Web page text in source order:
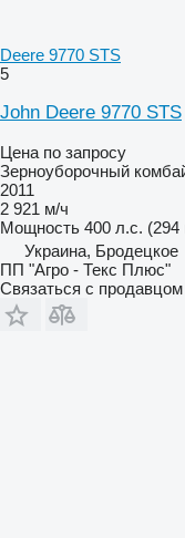
Deere 9770 STS
5
John Deere 9770 STS
Цена по запросу
Зерноуборочный
2011
2 921 м/ч
Мощность 400 л.с. (294
Украина, Бродецкое
ПП "Агро - Текс Плюс"
Связаться с продавцом